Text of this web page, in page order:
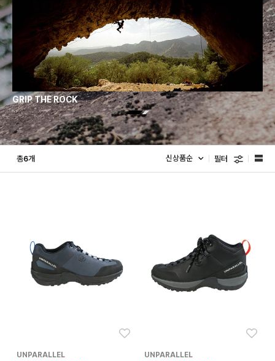
GRIP THE ROCK 클
총6개 필터
UNPARALLEL
UNPARALLEL